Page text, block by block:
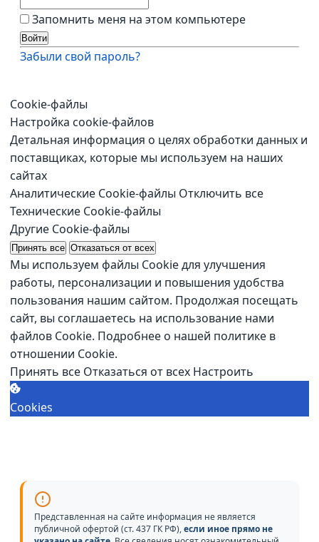
Запомнить меня на этом компьютере
Забыли свой пароль?
Cookie-файлы
Настройка cookie-файлов
Детальная информация о целях обработки данных и
поставщиках, которые мы используем на наших
сайтах
Аналитические Cookie-файлы Отключить все
Технические Cookie-файлы
Другие Cookie-файлы
Принять все Отказаться от всех
Мы используем файлы Cookie для улучшения
работы, персонализации и повышения удобства
пользования нашим сайтом. Продолжая посещать
сайт, вы соглашаетесь на использование нами
файлов Cookie. Подробнее о нашей политике в
отношении Cookie.
Принять все Отказаться от всех Настроить
Cookies
Представленная на сайте информация не является
публичной офертой (ст. 437 ГК РФ),если иное прямо не